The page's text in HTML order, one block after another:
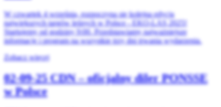
W czwartek 4 września, rozpoczyna się kolejna edycja
największych targów leśnych w Polsce - EKO-LAS 2025!
Startujemy od godziny 9:00. Przedstawiamy najważniejsze
informacje i program na wszystkie trzy dni trwania wydarzenia.
Zobacz więcej
02-09-25CDN – oficjalny diler PONSSE
w Polsce